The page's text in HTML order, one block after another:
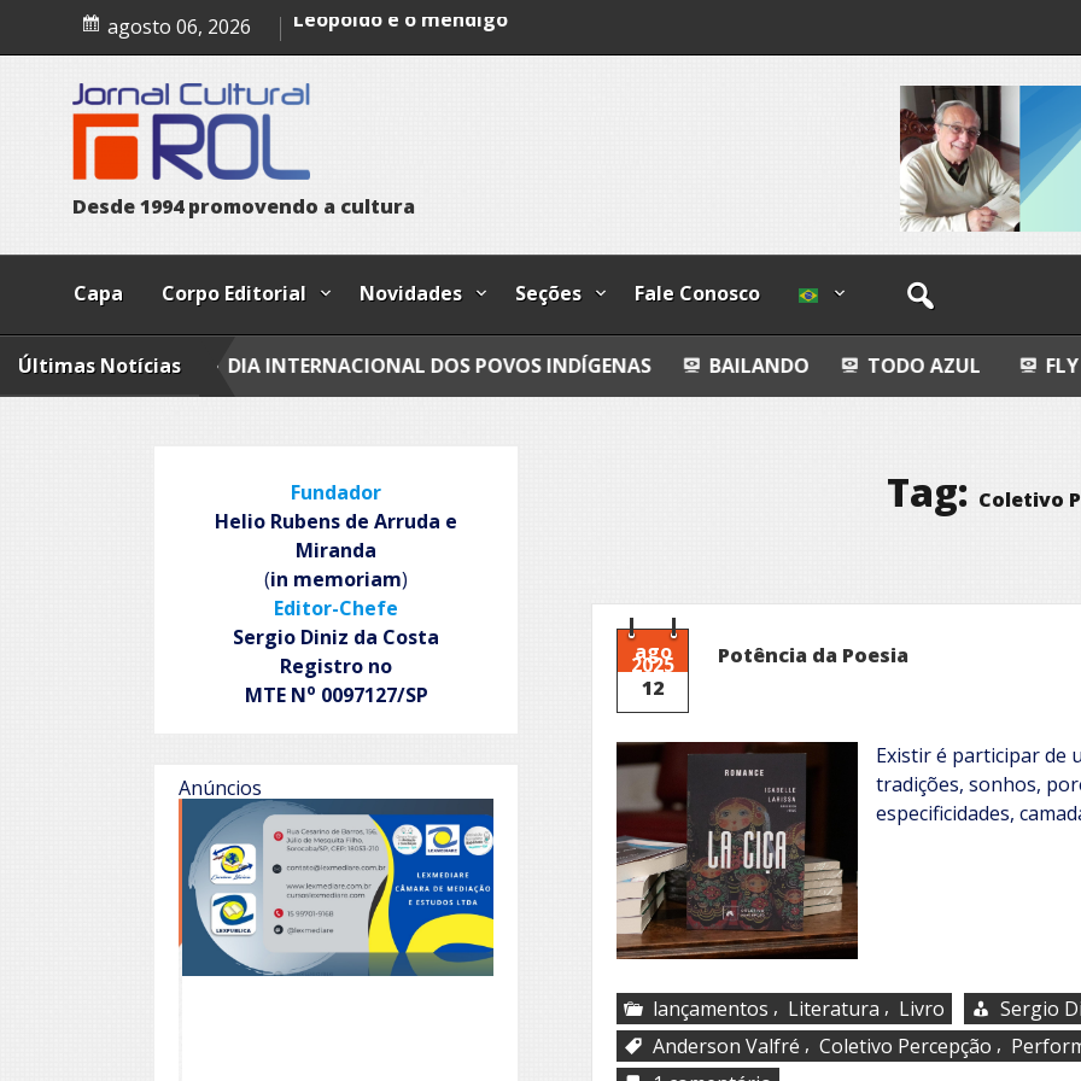
content
agosto 06, 2026
Epitafio
Leopoldo e o mendigo
Dia Internacional dos Povos
Todo azul
Desde1994 promovendo a cultura
Capa Corpo Editorial Novidades Seções Fale Conosco
Últimas Notícias
DIA INTERNACIONAL DOS POVOS INDÍGENAS BAILANDO TODO AZUL FLY FISHING
Tag: Coletivo
ago
2025
12
Potência da Poesia
Existir é participar de
tradições, sonhos,
especificidades,
lançamentos , Literatura , Livro
Sergio
Anderson Valfré , Coletivo Percepção ,
Fundador
Helio Rubens de Arruda e
Miranda
(in memoriam)
Editor-Chefe
Sergio Diniz da Costa
Registro no
MTE No 0097127/SP
Anúncios